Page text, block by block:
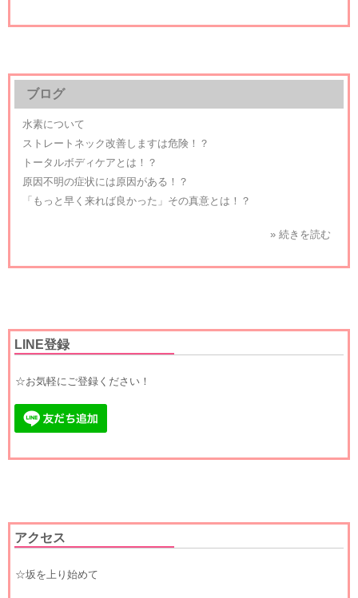
ブログ
水素について
ストレートネック改善しますは危険！？
トータルボディケアとは！？
原因不明の症状には原因がある！？
「もっと早く来れば良かった」その真意とは！？
» 続きを読む
LINE登録
☆お気軽にご登録ください！
アクセス
☆坂を上り始めて